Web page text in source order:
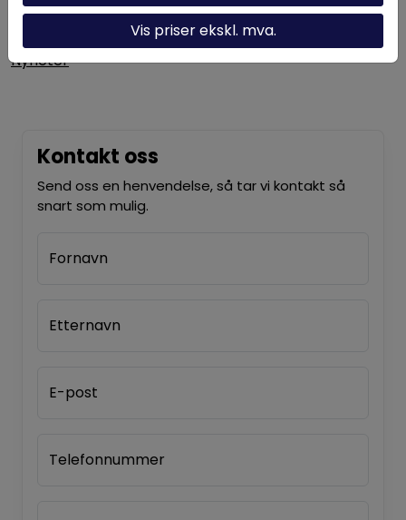
Nyheter
Kontakt oss
Send oss en henvendelse, så tar vi kontakt så
snart som mulig.
Fornavn
Etternavn
E-post
Telefonnummer
Vis priser ekskl. mva.